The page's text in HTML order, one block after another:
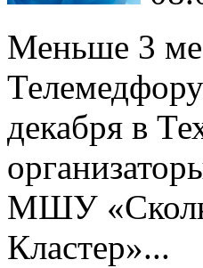
Меньше 3
декабря в
МШУ
Кластер»...